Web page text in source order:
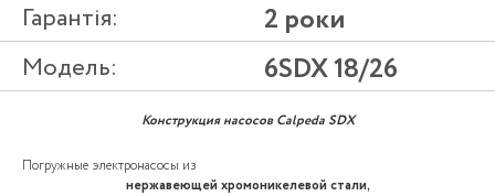
Гарантія: 2 роки
Модель: 6SDX 18/26
Конструкция насосов Calpeda SDX
Погружные электронасосы из
нержавеющей хромоникелевой стали,